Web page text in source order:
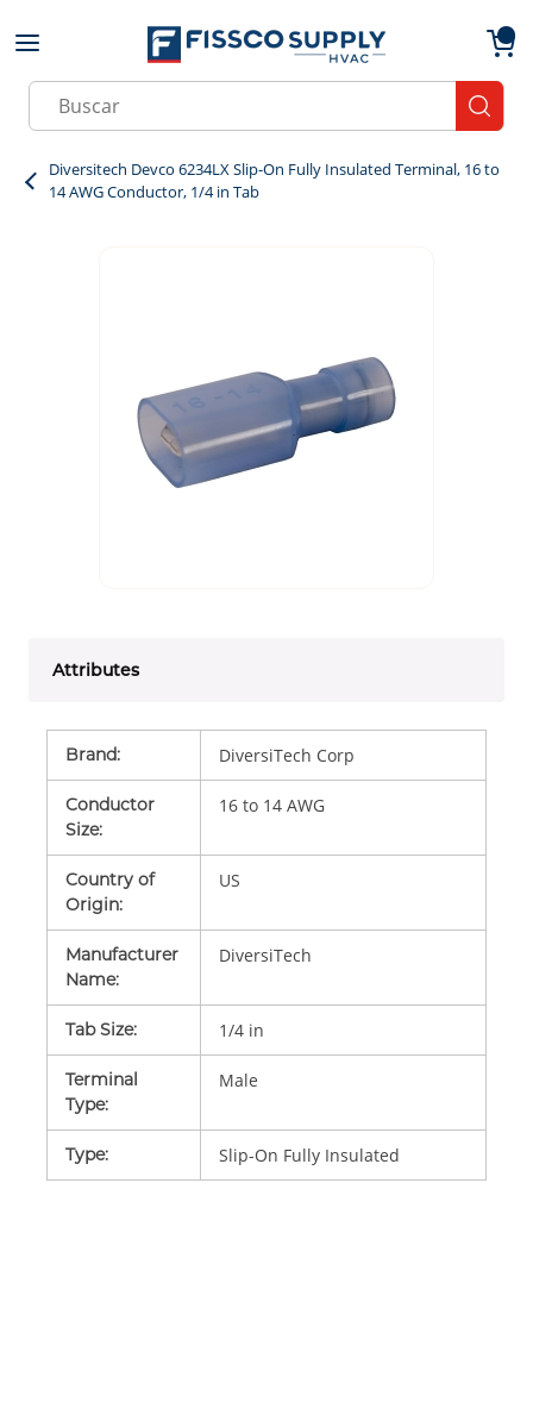
Skip to main content
Site Search
Diversitech Devco 6234LX Slip-On Fully Insulated Terminal, 16 to
14 AWG Conductor, 1/4 in Tab
Attributes
Brand: DiversiTech Corp
Conductor
Size:
16 to 14 AWG
Country of
Origin:
US
Manufacturer
Name:
DiversiTech
Tab Size: 1/4 in
Terminal
Type:
Male
Type: Slip-On Fully Insulated